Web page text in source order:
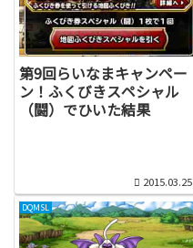
第9回らいなまキャンペー
ン！ふくびきスペシャル
（闘）でひいた結果
2015.03.25
DQMSL